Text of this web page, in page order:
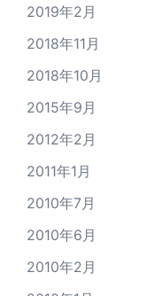
2019年2月
2018年11月
2018年10月
2015年9月
2012年2月
2011年1月
2010年7月
2010年6月
2010年2月